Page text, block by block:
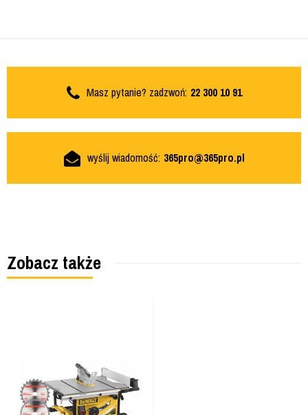
Masz pytanie? zadzwoń: 22 300 10 91
wyślij wiadomość: 365pro@365pro.pl
Zobacz także